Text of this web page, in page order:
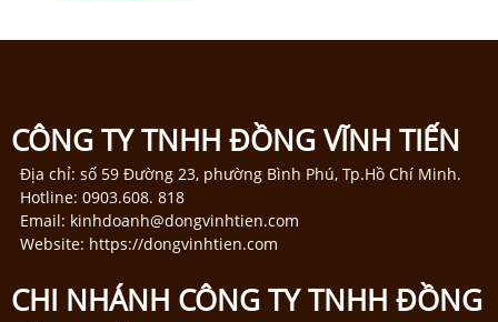
CÔNG TY TNHH ĐỒNG VĨNH TIẾN
Địa chỉ: số 59 Đường 23, phường Bình Phú, Tp.Hồ Chí Minh.
Hotline: 0903.608. 818
Email: kinhdoanh@dongvinhtien.com
Website: https://dongvinhtien.com
CHI NHÁNH CÔNG TY TNHH ĐỒNG